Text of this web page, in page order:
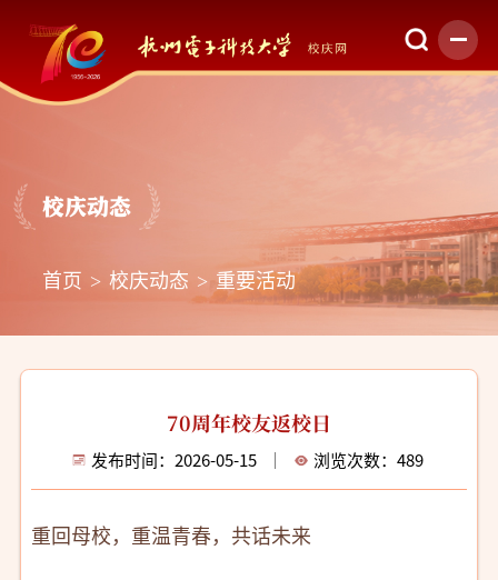
校庆动态
首页 校庆动态 重要活动
70周年校友返校日
发布时间：2026-05-15 浏览次数：489
重回母校，重温青春，共话未来